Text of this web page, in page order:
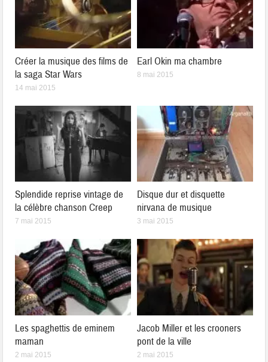
Créer la musique des films de
la saga Star Wars
14 mai 2015
Earl Okin ma chambre
8 mai 2015
Splendide reprise vintage de
la célèbre chanson Creep
7 mai 2015
Disque dur et disquette
nirvana de musique
3 mai 2015
Les spaghettis de eminem
maman
2 mai 2015
Jacob Miller et les crooners
pont de la ville
2 mai 2015